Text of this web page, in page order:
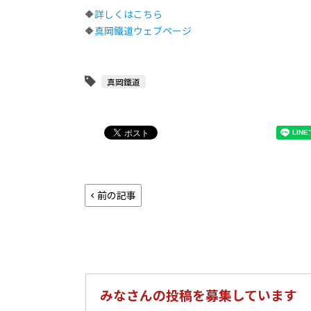
🔶詳しくはこちら
🔶真岡鐵道ウェブページ
真岡鐵道
前の記事
みなさんの投稿を募集しています